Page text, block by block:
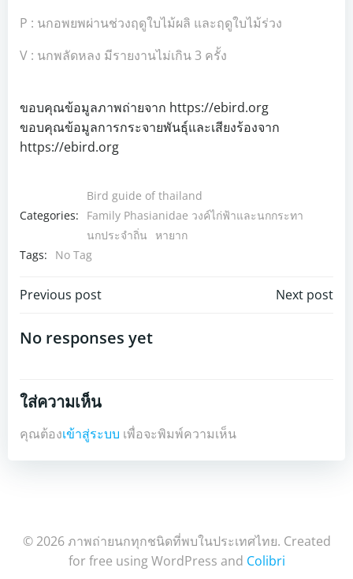
P : นกอพยพผ่านช่วงฤดูใบไม้ผลิ และฤดูใบไม้ร่วง
V : นกพลัดหลง มีรายงานไม่เกิน 3 ครั้ง
ขอบคุณข้อมูลภาพถ่ายจาก https://ebird.org
ขอบคุณข้อมูลการกระจายพันธุ์และเสียงร้องจาก
https://ebird.org
Categories:
Bird guide of thailand
Family Phasianidae วงค์ไก่ฟ้าและนกกระทา
นกประจำถิ่น หายาก
Tags:
No Tag
Post
navigation
Previous post Next post
No responses yet
ใส่ความเห็น
คุณต้องเข้าสู่ระบบ เพื่อจะพิมพ์ความเห็น
© 2026 ภาพถ่ายนกทุกชนิดที่พบในประเทศไทย. Created
for free using WordPress and Colibri